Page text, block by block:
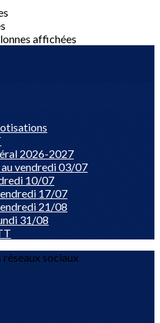
affichées
2026-2027
vendredi 03/07
10/07
17/07
21/08
31/08
sociaux